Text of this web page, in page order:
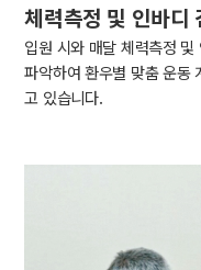
체력측정 및 인바디
입원 시와 매달 체력측정
파악하여 환우별 맞춤 운동
고 있습니다.